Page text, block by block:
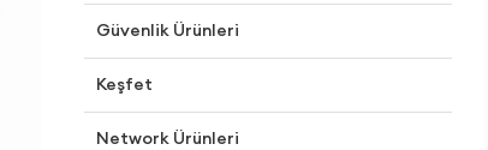
Güvenlik Ürünleri
Keşfet
Network Ürünleri